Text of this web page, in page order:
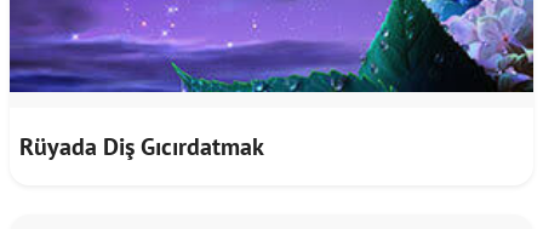
Rüyada Diş Gıcırdatmak